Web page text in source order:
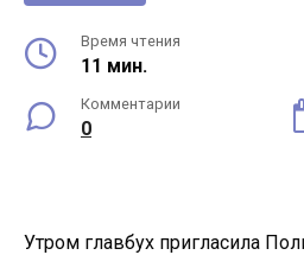
Время чтения
11 мин.
Комментарии
0
Утром главбух пригласила